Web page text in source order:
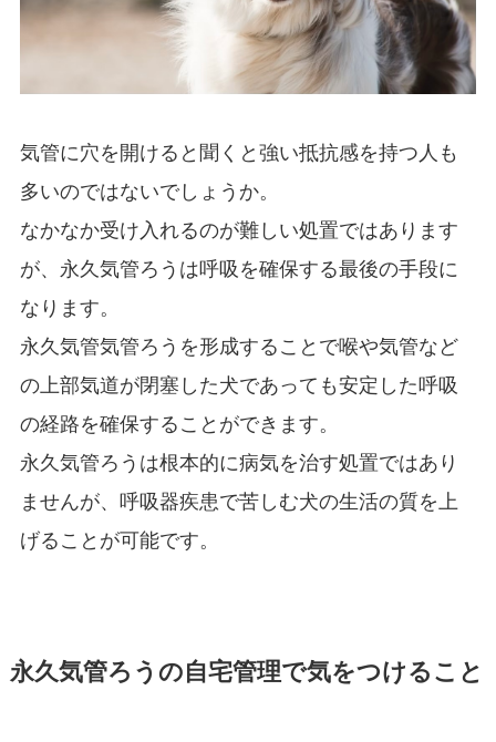
気管に穴を開けると聞くと強い抵抗感を持つ人も
多いのではないでしょうか。
なかなか受け入れるのが難しい処置ではあります
が、永久気管ろうは呼吸を確保する最後の手段に
なります。
永久気管気管ろうを形成することで喉や気管など
の上部気道が閉塞した犬であっても安定した呼吸
の経路を確保することができます。
永久気管ろうは根本的に病気を治す処置ではあり
ませんが、呼吸器疾患で苦しむ犬の生活の質を上
げることが可能です。
永久気管ろうの自宅管理で気をつけること